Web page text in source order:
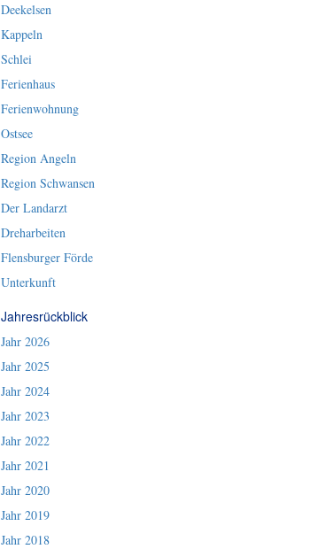
Deekelsen
Kappeln
Schlei
Ferienhaus
Ferienwohnung
Ostsee
Region Angeln
Region Schwansen
Der Landarzt
Dreharbeiten
Flensburger Förde
Unterkunft
Jahresrückblick
Jahr 2026
Jahr 2025
Jahr 2024
Jahr 2023
Jahr 2022
Jahr 2021
Jahr 2020
Jahr 2019
Jahr 2018